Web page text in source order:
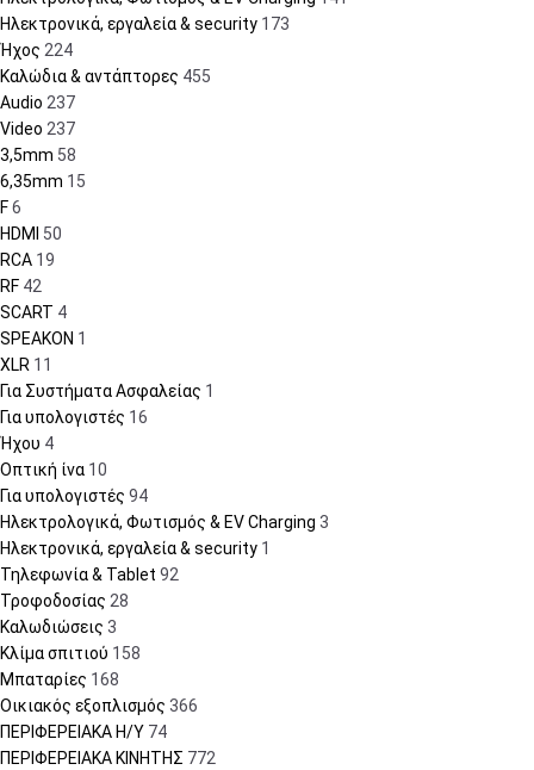
Ηλεκτρονικά, εργαλεία & security 173
Ήχος 224
Καλώδια & αντάπτορες 455
Audio 237
Video 237
3,5mm 58
6,35mm 15
F6
HDMI 50
RCA 19
RF 42
SCART 4
SPEAKON 1
XLR 11
Για Συστήματα Ασφαλείας 1
Για υπολογιστές 16
Ήχου 4
Οπτική ίνα 10
Για υπολογιστές 94
Ηλεκτρολογικά, Φωτισμός & EV Charging 3
Ηλεκτρονικά, εργαλεία & security 1
Τηλεφωνία & Tablet 92
Τροφοδοσίας 28
Καλωδιώσεις 3
Κλίμα σπιτιού 158
Μπαταρίες 168
Οικιακός εξοπλισμός 366
ΠΕΡΙΦΕΡΕΙΑΚΑ Η/Υ 74
ΠΕΡΙΦΕΡΕΙΑΚΑ ΚΙΝΗΤΗΣ 772